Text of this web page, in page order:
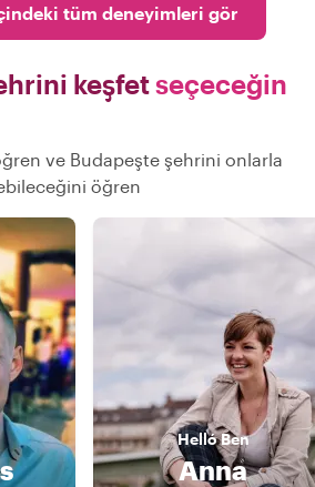
tüm deneyimleri gör
keşfetseçeceğin
ve Budapeşte şehrini onlarla
öğren
HellóBen
Anna